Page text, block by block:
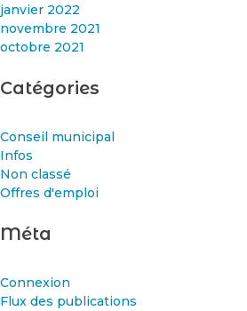
janvier 2022
novembre 2021
octobre 2021
Catégories
Conseil municipal
Infos
Non classé
Offres d'emploi
Méta
Connexion
Flux des publications